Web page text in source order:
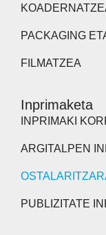
PACKAGING
FILMATZEA
Inprimaketa
INPRIMAKI
ARGITALPEN
PUBLIZITATE